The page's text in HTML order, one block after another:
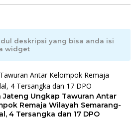
deskripsi yang bisa anda isi
widget
Jateng Ungkap Tawuran Antar
Remaja Wilayah Semarang-
4 Tersangka dan 17 DPO